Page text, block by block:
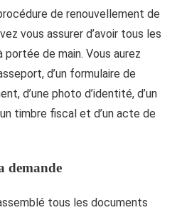
de renouvellement de
vous assurer d’avoir tous les
de main. Vous aurez
d’un formulaire de
d’une photo d’identité, d’un
timbre fiscal et d’un acte de
demande
tous les documents